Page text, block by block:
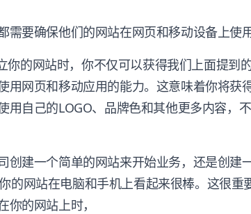
需要确保他们的网站在网页和移动设备上使
你的网站时，你不仅可以获得我们上面提到
用网页和移动应用的能力。这意味着你将获
用自己的LOGO、品牌色和其他更多内容，
创建一个简单的网站来开始业务，还是创建
的网站在电脑和手机上看起来很棒。这很重
你的网站上时，